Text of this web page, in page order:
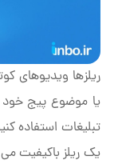
ریلزها ویدیوهای
یا موضوع پیج خود
تبلیغات استفاده
یک ریلز باکیفیت می